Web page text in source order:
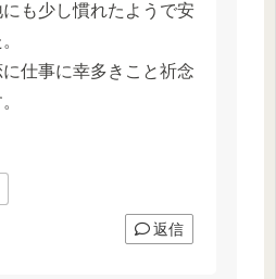
も少し慣れたようで安
仕事に幸多きこと祈念
返信